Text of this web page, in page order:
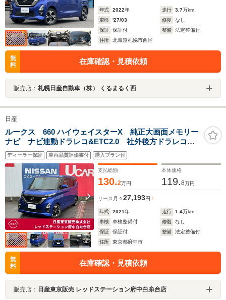
年式 2022年 走行 3.7万km
車検
'27/03 修復
なし
保証
保証付 整備
法定整備付
住所
北海道札幌市西区
無
料
在庫確認・見積依頼
販売店： 札幌日産自動車（株） くるまるく西
日産
ルークス 660 ハイウェイスターX 純正大画面メモリー
ナビ ナビ連動ドラレコ&ETC2.0 社外後方ドラレコ
アラウンドモニター ハンズフリー機能付き両側オート
スライドドア インテリキー LEDライト SOSコー
ル 純正14インチアルミ
ディーラー保証 車両品質評価書付 購入プラン付
支払総額
130.2万円
本体価格
119.8万円
リース 月々27,193円
年式 2021年 走行 1.4万km
車検
車検整備付 修復
なし
保証
保証付 整備
法定整備付
住所
東京都府中市
無
料
在庫確認・見積依頼
販売店： 日産東京販売 レッドステーション府中白糸台店